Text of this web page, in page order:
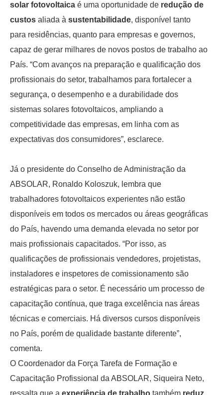
solar fotovoltaica é uma oportunidade de redução de
custos aliada à sustentabilidade, disponível tanto
para residências, quanto para empresas e governos,
capaz de gerar milhares de novos postos de trabalho ao
País. “Com avanços na preparação e qualificação dos
profissionais do setor, trabalhamos para fortalecer a
segurança, o desempenho e a durabilidade dos
sistemas solares fotovoltaicos, ampliando a
competitividade das empresas, em linha com as
expectativas dos consumidores”, esclarece.
Já o presidente do Conselho de Administração da
ABSOLAR, Ronaldo Koloszuk, lembra que
trabalhadores fotovoltaicos experientes não estão
disponíveis em todos os mercados ou áreas geográficas
do País, havendo uma demanda elevada no setor por
mais profissionais capacitados. “Por isso, as
qualificações de profissionais vendedores, projetistas,
instaladores e inspetores de comissionamento são
estratégicas para o setor. É necessário um processo de
capacitação contínua, que traga excelência nas áreas
técnicas e comerciais. Há diversos cursos disponíveis
no País, porém de qualidade bastante diferente”,
comenta.
O Coordenador da Força Tarefa de Formação e
Capacitação Profissional da ABSOLAR, Siqueira Neto,